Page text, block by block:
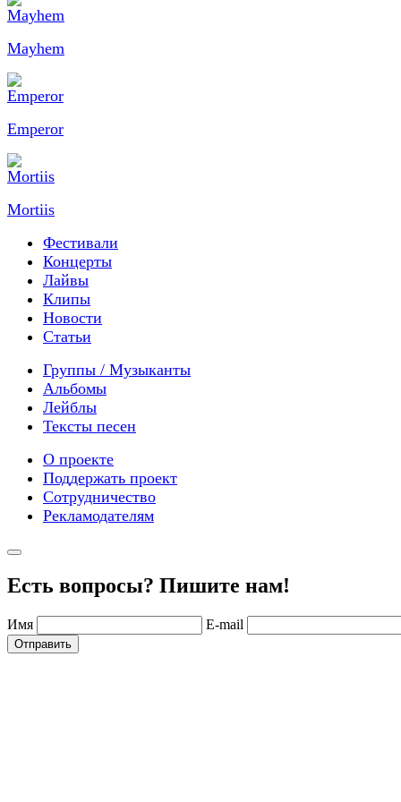
Mayhem
Emperor
Mortiis
Фестивали
Концерты
Лайвы
Клипы
Новости
Статьи
Группы / Музыканты
Альбомы
Лейблы
Тексты песен
О проекте
Поддержать проект
Сотрудничество
Рекламодателям
Есть вопросы? Пишите нам!
Имя E-mail